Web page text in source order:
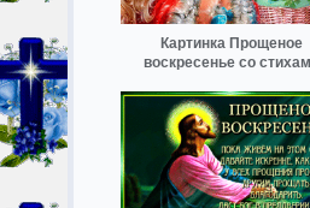
Картинка Прощеное
воскресенье со